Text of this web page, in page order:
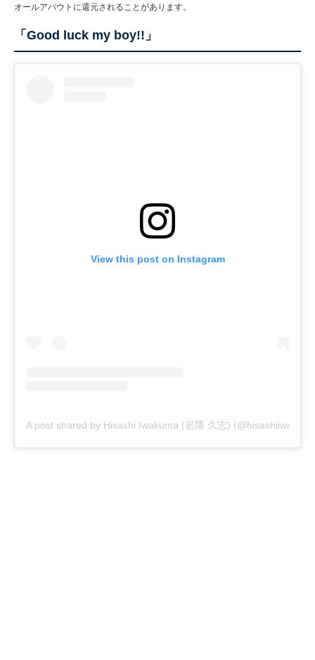
オールアバウトに還元されることがあります。
「Good luck my boy!!」
View this post on Instagram
A post shared by Hisashi Iwakuma (岩隈 久志)